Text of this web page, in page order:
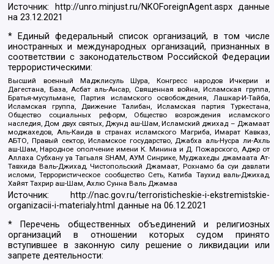
Источник: http://unro.minjust.ru/NKOForeignAgent.aspxданные
на23.12.2021
* Единый федеральный список организаций, в том числе
иностранных и международных организаций, признанных в
соответствии с законодательством Российской Федерации
террористическими:
Высший военный Маджлисуль Шура, Конгресс народов Ичкерии и
Дагестана, База, Асбат аль-Ансар, Священная война, Исламская группа,
Братья-мусульмане, Партия исламского освобождения, Лашкар-И-Тайба,
Исламская группа, Движение Талибан, Исламская партия Туркестана,
Общество социальных реформ, Общество возрождения исламского
наследия, Дом двух святых, Джунд аш-Шам, Исламский джихад – Джамаат
моджахедов, Аль-Каида в странах исламского Магриба, Имарат Кавказ,
АБТО, Правый сектор, Исламское государство, Джабха аль-Нусра ли-Ахль
аш-Шам, Народное ополчение имени К. Минина и Д. Пожарского, Аджр от
Аллаха Субхану уа Тагьаля SHAM, АУМ Синрике, Муджахеды джамаата Ат-
Тавхида Валь-Джихад, Чистопольский Джамаат, Рохнамо ба суи давлати
исломи, Террористическое сообщество Сеть, Катиба Таухид валь-Джихад,
Хайят Тахрир аш-Шам, Ахлю Сунна Валь Джамаа
Источник:
http://nac.gov.ru/terroristicheskie-i-ekstremistskie-
organizacii-i-materialy.html данные на06.12.2021
* Перечень общественных объединений и религиозных
организаций в отношении которых судом принято
вступившее в законную силу решение о ликвидации или
запрете деятельности: